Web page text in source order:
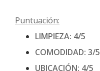
Puntuación:
LIMPIEZA: 4/5
COMODIDAD: 3/5
UBICACIÓN: 4/5